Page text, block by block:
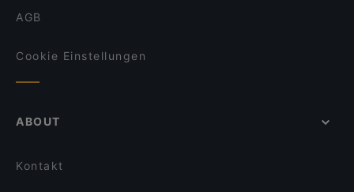
AGB
Cookie Einstellungen
ABOUT
Kontakt